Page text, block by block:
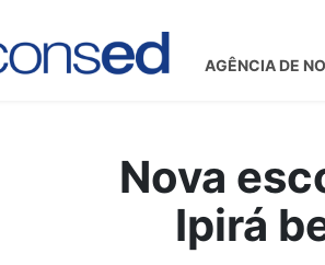
AGÊNCIA DE
Nova
Ipirá